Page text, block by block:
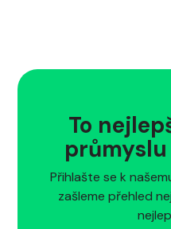
To
průmyslu
Přihlašte se k
zašleme přehled